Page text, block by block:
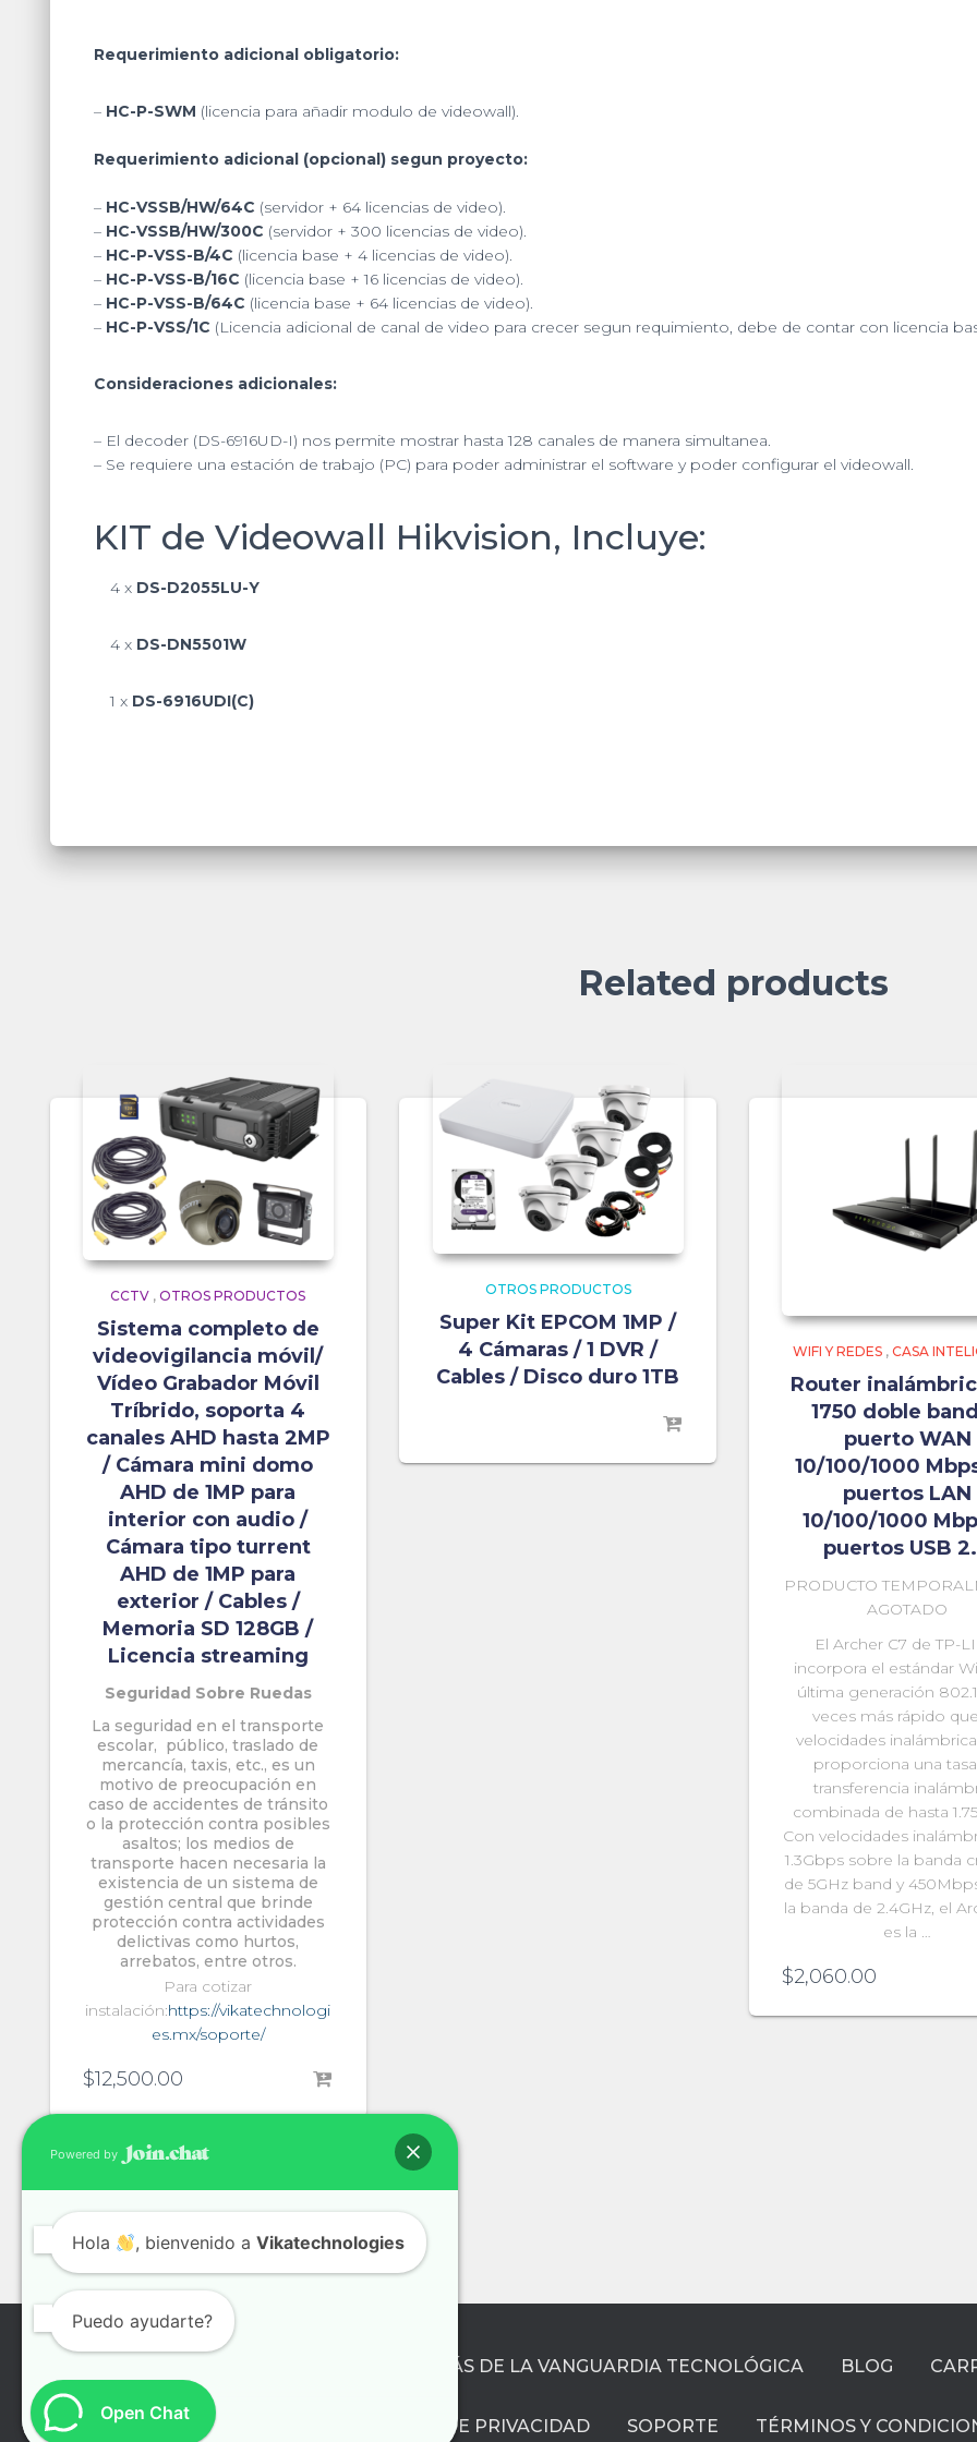
Requerimiento adicional obligatorio:
– HC-P-SWM (licencia para añadir modulo de videowall).
Requerimiento adicional (opcional) segun proyecto:
– HC-VSSB/HW/64C (servidor + 64 licencias de video).
– HC-VSSB/HW/300C (servidor + 300 licencias de video).
– HC-P-VSS-B/4C (licencia base + 4 licencias de video).
– HC-P-VSS-B/16C (licencia base + 16 licencias de video).
– HC-P-VSS-B/64C (licencia base + 64 licencias de video).
– HC-P-VSS/1C (Licencia adicional de canal de video para crecer segun requimiento, debe de contar con licencia
Consideraciones adicionales:
– El decoder (DS-6916UD-I) nos permite mostrar hasta 128 canales de manera simultanea.
– Se requiere una estación de trabajo (PC) para poder administrar el software y poder configurar el videowall.
KIT de Videowall Hikvision, Incluye:
4 x DS-D2055LU-Y
4 x DS-DN5501W
1 x DS-6916UDI(C)
Related products
CCTV ,OTROS PRODUCTOS
Sistema completo de
videovigilancia móvil/
Vídeo Grabador Móvil
Tríbrido, soporta 4
canales AHD hasta 2MP
/ Cámara mini domo
AHD de 1MP para
interior con audio /
Cámara tipo turrent
AHD de 1MP para
exterior / Cables /
Memoria SD 128GB /
Licencia streaming
Seguridad Sobre Ruedas
La seguridad en el transporte
escolar, público, traslado de
mercancía, taxis, etc., es un
motivo de preocupación en
caso de accidentes de tránsito
o la protección contra posibles
asaltos; los medios de
transporte hacen necesaria la
existencia de un sistema de
gestión central que brinde
protección contra actividades
delictivas como hurtos,
arrebatos, entre otros.
Para cotizar
instalación:https://vikatechnologi
es.mx/soporte/
$12,500.00
OTROS PRODUCTOS
Super Kit EPCOM 1MP /
4 Cámaras / 1 DVR /
Cables / Disco duro 1TB
WIFI Y REDES, CASA
Router
1750 doble
puerto WAN
10/100/1000
puertos LAN
10/100/1000
puertos USB
PRODUCTO
AGOTADO
El Archer C7 de TP-
incorpora el estándar
última generación
veces más rápido
velocidades
proporciona una
transferencia
combinada de hasta
Con velocidades
1.3Gbps sobre la banda
de 5GHz band y
la banda de 2.4GHz, el
es la …
$2,060.00
APRENDE MÁS DE LA VANGUARDIA TECNOLÓGICA BLOG
POLÍTICA DE PRIVACIDAD SOPORTE TÉRMINOS Y
Powered by
Hola , bienvenido aVikatechnologies
Puedo ayudarte?
Open Chat